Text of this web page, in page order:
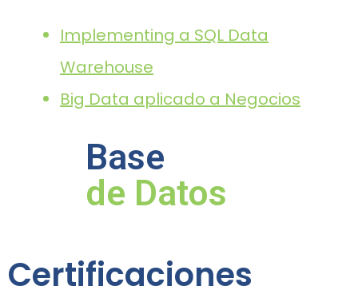
Base
de Datos
Implementing a SQL Data
Warehouse
Big Data aplicado a Negocios
Certificaciones